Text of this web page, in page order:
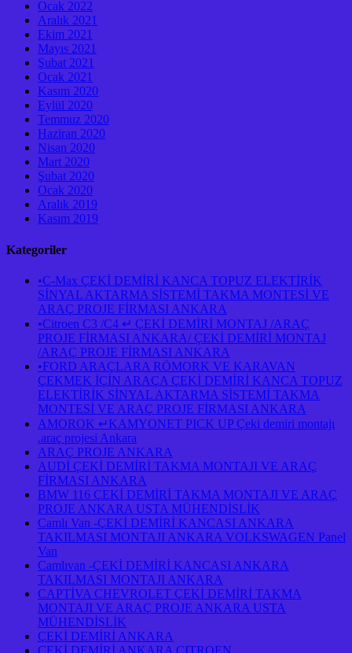
Ocak 2022
Aralık 2021
Ekim 2021
Mayıs 2021
Şubat 2021
Ocak 2021
Kasım 2020
Eylül 2020
Temmuz 2020
Haziran 2020
Nisan 2020
Mart 2020
Şubat 2020
Ocak 2020
Aralık 2019
Kasım 2019
Kategoriler
•C-Max ÇEKİ DEMİRİ KANCA TOPUZ ELEKTİRİK
SİNYAL AKTARMA SİSTEMİ TAKMA MONTESİ VE
ARAÇ PROJE FİRMASI ANKARA
•Citroen C3 /C4 ↵ ÇEKİ DEMİRİ MONTAJ /ARAÇ
PROJE FİRMASI ANKARA/ ÇEKİ DEMİRİ MONTAJ
/ARAÇ PROJE FİRMASI ANKARA
•FORD ARAÇLARA RÖMORK VE KARAVAN
ÇEKMEK İÇİN ARAÇA ÇEKİ DEMİRİ KANCA TOPUZ
ELEKTİRİK SİNYAL AKTARMA SİSTEMİ TAKMA
MONTESİ VE ARAÇ PROJE FİRMASI ANKARA
AMOROK ↵KAMYONET PICK UP Çeki demiri montajı
.araç projesi Ankara
ARAÇ PROJE ANKARA
AUDİ ÇEKİ DEMİRİ TAKMA MONTAJI VE ARAÇ
FİRMASI ANKARA
BMW 116 ÇEKİ DEMİRİ TAKMA MONTAJI VE ARAÇ
PROJE ANKARA USTA MÜHENDİSLİK
Camlı Van -ÇEKİ DEMİRİ KANCASI ANKARA
TAKILMASI MONTAJI ANKARA VOLKSWAGEN Panel
Van
Camlıvan -ÇEKİ DEMİRİ KANCASI ANKARA
TAKILMASI MONTAJI ANKARA
CAPTİVA CHEVROLET ÇEKİ DEMİRİ TAKMA
MONTAJI VE ARAÇ PROJE ANKARA USTA
MÜHENDİSLİK
ÇEKİ DEMİRİ ANKARA
ÇEKİ DEMİRİ ANKARA CITROEN